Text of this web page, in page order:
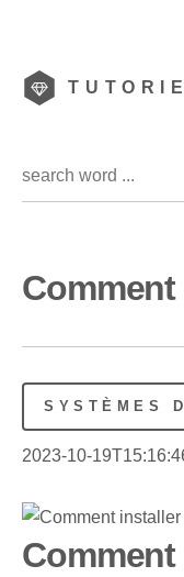
SYSTÈMES
2023-10-